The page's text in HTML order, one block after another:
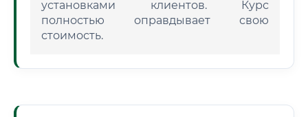
установками клиентов. Курс
полностью оправдывает свою
стоимость.